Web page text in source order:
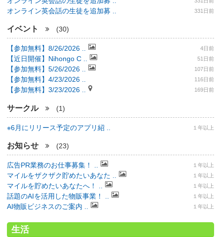
オンライン英会話の生徒を追加募 .. 331日前
イベント (30)
【参加無料】8/26/2026 .. 4日前
【近日開催】Nihongo C .. 51日前
【参加無料】5/26/2026 .. 107日前
【参加無料】4/23/2026 .. 116日前
【参加無料】3/23/2026 .. 169日前
サークル (1)
※6月にリリース予定のアプリ紹 .. １年以上
お知らせ (23)
広告PR業務のお仕事募集！ .. １年以上
マイルをザクザク貯めたいあなた .. １年以上
マイルを貯めたいあなたへ！ .. １年以上
話題のAIを活用した物販事業！ .. １年以上
AI物販ビジネスのご案内 .. １年以上
生活